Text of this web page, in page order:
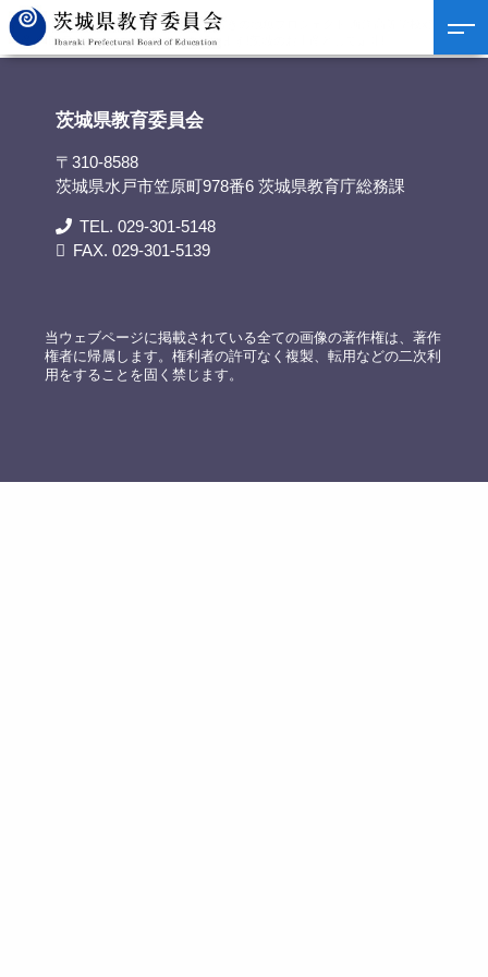
茨城県教育委員会>資料提供>いばらきの地魚プロジェクト 海洋高等学校x茨城水
産「IBARAKI sense」にて販売を行います!茨城のお土産として是非!
茨城県教育委員会
〒310-8588
茨城県水戸市笠原町978番6 茨城県教育庁総務課
TEL. 029-301-5148
FAX. 029-301-5139
当ウェブページに掲載されている全ての画像の著作権は、著作
権者に帰属します。権利者の許可なく複製、転用などの二次利
用をすることを固く禁じます。